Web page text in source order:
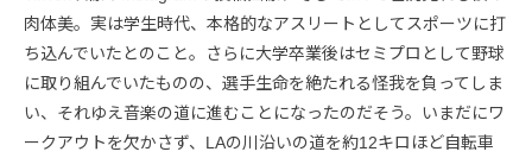
肉体美。実は学生時代、本格的なアスリートとしてスポーツに打
ち込んでいたとのこと。さらに大学卒業後はセミプロとして野球
に取り組んでいたものの、選手生命を絶たれる怪我を負ってしま
い、それゆえ音楽の道に進むことになったのだそう。いまだにワ
ークアウトを欠かさず、LAの川沿いの道を約12キロほど自転車